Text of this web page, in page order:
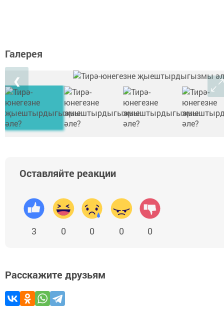
Галерея
❮
Оставляйте реакции
3 0 0 0 0
Расскажите друзьям